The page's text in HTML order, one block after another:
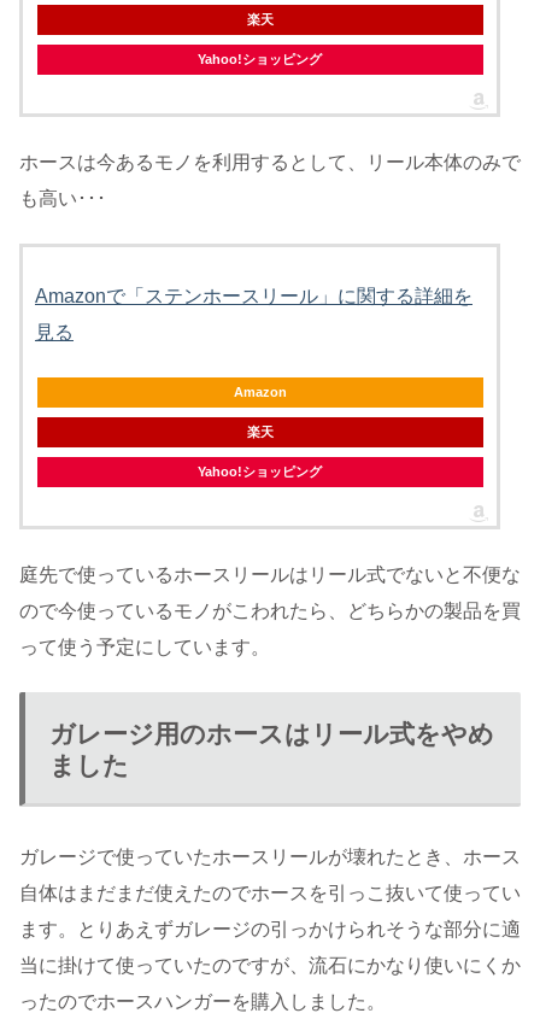
楽天
Yahoo!ショッピング
ホースは今あるモノを利用するとして、リール本体のみで
も高い･･･
Amazonで「ステンホースリール」に関する詳細を
見る
Amazon
楽天
Yahoo!ショッピング
庭先で使っているホースリールはリール式でないと不便な
ので今使っているモノがこわれたら、どちらかの製品を買
って使う予定にしています。
ガレージ用のホースはリール式をやめ
ました
ガレージで使っていたホースリールが壊れたとき、ホース
自体はまだまだ使えたのでホースを引っこ抜いて使ってい
ます。とりあえずガレージの引っかけられそうな部分に適
当に掛けて使っていたのですが、流石にかなり使いにくか
ったのでホースハンガーを購入しました。